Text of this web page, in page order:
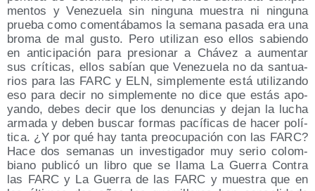
men­tos y Vene­zue­la sin nin­gu­na mues­tra ni nin­gu­na
prue­ba como comen­tá­ba­mos la sema­na pasa­da era una
bro­ma de mal gus­to. Pero uti­li­zan eso ellos sabien­do
en anti­ci­pa­ción para pre­sio­nar a Chá­vez a aumen­tar
sus crí­ti­cas, ellos sabían que Vene­zue­la no da san­tua­
rios para las FARC y ELN, sim­ple­men­te está uti­li­zan­do
eso para decir no sim­ple­men­te no dice que estás apo­
yan­do, debes decir que los denun­cias y dejan la lucha
arma­da y deben bus­car for­mas pací­fi­cas de hacer polí­
ti­ca. ¿Y por qué hay tan­ta preo­cu­pa­ción con las FARC?
Hace dos sema­nas un inves­ti­ga­dor muy serio colom­
biano publi­có un libro que se lla­ma La Gue­rra Con­tra
las FARC y La Gue­rra de las FARC y mues­tra que en